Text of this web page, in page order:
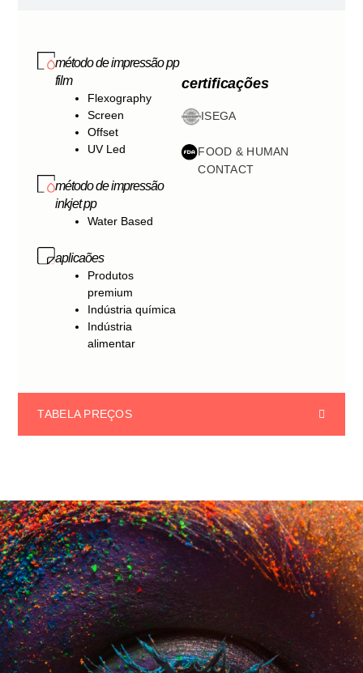
método de impressão pp
film
Flexography
Screen
Offset
UV Led
método de impressão
inkjet pp
Water Based
aplicaões
Produtos
premium
Indústria química
Indústria
alimentar
certificações
ISEGA
FOOD & HUMAN
CONTACT
TABELA PREÇOS